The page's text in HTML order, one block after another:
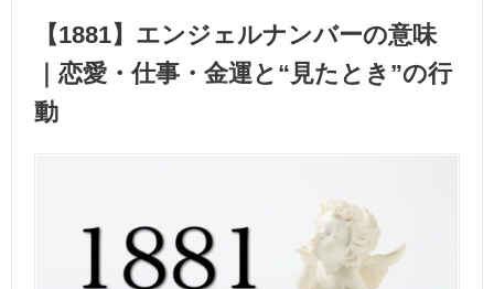
【1881】エンジェルナンバーの意味
｜恋愛・仕事・金運と“見たとき”の行
動